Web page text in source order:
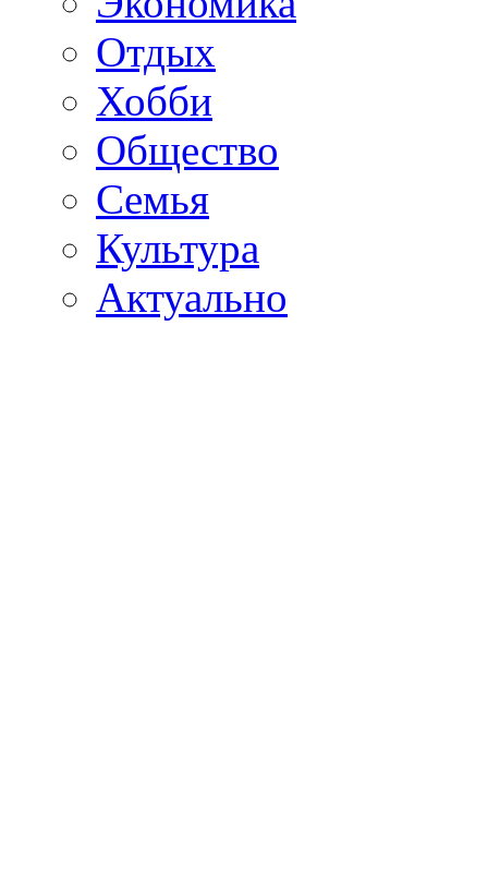
Отдых
Хобби
Общество
Семья
Культура
Актуально